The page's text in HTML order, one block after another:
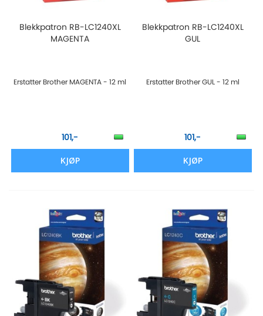
Blekkpatron RB-LC1240XL
MAGENTA
Erstatter Brother MAGENTA - 12 ml
101,-
KJØP
Blekkpatron RB-LC1240XL
GUL
Erstatter Brother GUL - 12 ml
101,-
KJØP